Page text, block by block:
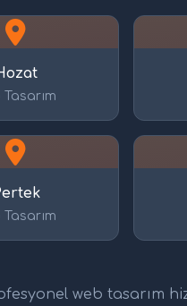
Tasarım
Tasarım
web tasarım